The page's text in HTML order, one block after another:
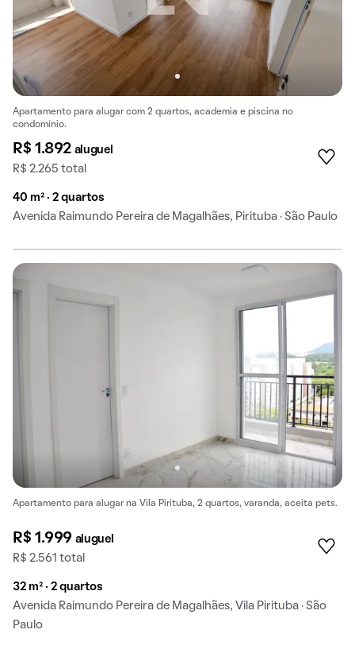
Apartamento para alugar com 2 quartos, academia e piscina no
condomínio.
R$ 1.892 aluguel
R$ 2.265 total
40 m² · 2 quartos
Avenida Raimundo Pereira de Magalhães, Pirituba · São Paulo
Apartamento para alugar na Vila Pirituba, 2 quartos, varanda, aceita pets.
R$ 1.999 aluguel
R$ 2.561 total
32 m² · 2 quartos
Avenida Raimundo Pereira de Magalhães, Vila Pirituba · São
Paulo